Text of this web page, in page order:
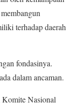
terhadap daerah
fondasinya.
dalam ancaman.
Komite Nasional